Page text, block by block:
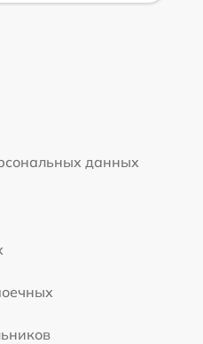
данных